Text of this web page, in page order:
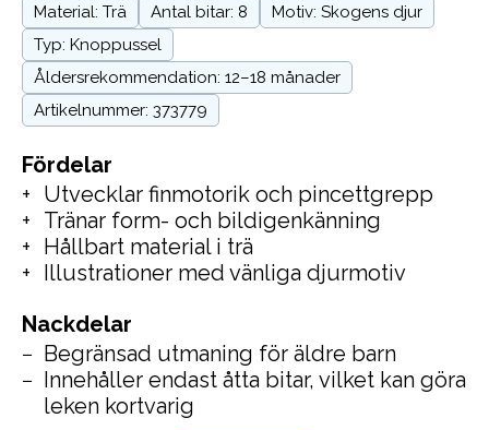
Fördelar
Utvecklar finmotorik och pincettgrepp
Tränar form- och bildigenkänning
Hållbart material i trä
Illustrationer med vänliga djurmotiv
Nackdelar
Begränsad utmaning för äldre barn
Innehåller endast åtta bitar, vilket kan göra
leken kortvarig
Material: Trä Antal bitar: 8
Motiv: Skogens djur
Typ: Knoppussel
Åldersrekommendation: 12–18 månader
Artikelnummer: 373779